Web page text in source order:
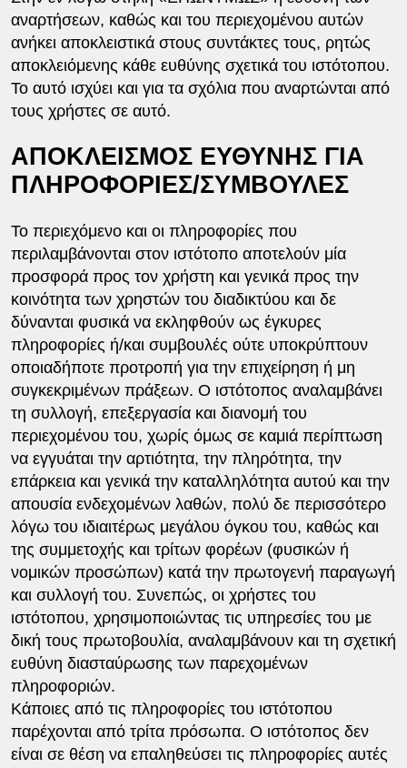
αναρτήσεων, καθώς και του περιεχομένου αυτών
ανήκει αποκλειστικά στους συντάκτες τους, ρητώς
αποκλειόμενης κάθε ευθύνης σχετικά του ιστότοπου.
Το αυτό ισχύει και για τα σχόλια που αναρτώνται από
τους χρήστες σε αυτό.
ΑΠΟΚΛΕΙΣΜΟΣ ΕΥΘΥΝΗΣ ΓΙΑ
ΠΛΗΡΟΦΟΡΙΕΣ/ΣΥΜΒΟΥΛΕΣ
Το περιεχόμενο και οι πληροφορίες που
περιλαμβάνονται στον ιστότοπο αποτελούν μία
προσφορά προς τον χρήστη και γενικά προς την
κοινότητα των χρηστών του διαδικτύου και δε
δύνανται φυσικά να εκληφθούν ως έγκυρες
πληροφορίες ή/και συμβουλές ούτε υποκρύπτουν
οποιαδήποτε προτροπή για την επιχείρηση ή μη
συγκεκριμένων πράξεων. Ο ιστότοπος αναλαμβάνει
τη συλλογή, επεξεργασία και διανομή του
περιεχομένου του, χωρίς όμως σε καμιά περίπτωση
να εγγυάται την αρτιότητα, την πληρότητα, την
επάρκεια και γενικά την καταλληλότητα αυτού και την
απουσία ενδεχομένων λαθών, πολύ δε περισσότερο
λόγω του ιδιαιτέρως μεγάλου όγκου του, καθώς και
της συμμετοχής και τρίτων φορέων (φυσικών ή
νομικών προσώπων) κατά την πρωτογενή παραγωγή
και συλλογή του. Συνεπώς, οι χρήστες του
ιστότοπου, χρησιμοποιώντας τις υπηρεσίες του με
δική τους πρωτοβουλία, αναλαμβάνουν και τη σχετική
ευθύνη διασταύρωσης των παρεχομένων
πληροφοριών.
Κάποιες από τις πληροφορίες του ιστότοπου
παρέχονται από τρίτα πρόσωπα. Ο ιστότοπος δεν
είναι σε θέση να επαληθεύσει τις πληροφορίες αυτές